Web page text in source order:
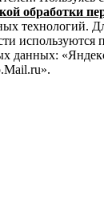
обработки
технологий.
используются
данных: